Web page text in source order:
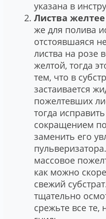
указана в
Листва
же для полива
отстоявшаяся
листва на розе
желтой, тогда
тем, что в
застаивается
пожелтевших
тогда
сокращением
заменить его
массовое
как можно
свежий
тщательно
срежьте все те,